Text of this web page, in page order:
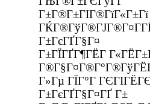
Г±Г®Г±ГІГ®ГїГ«Г±Гї
Г±ГєГҐГ§Г¤
Г±ГЇГҐГ¶ГЁГ
Г»Гµ ГЇГ°Г
Г±ГєГҐГ§Г¤ГҐ Г±